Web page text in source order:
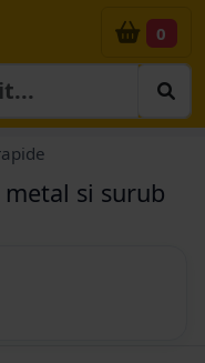
0
si surub